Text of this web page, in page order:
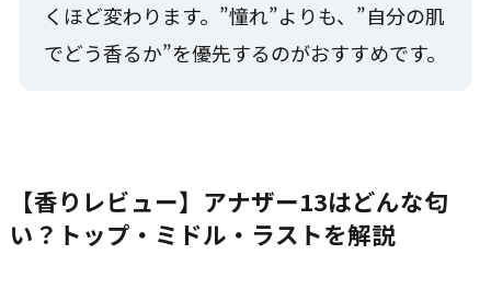
くほど変わります。”憧れ”よりも、”自分の肌
でどう香るか”を優先するのがおすすめです。
【香りレビュー】アナザー13はどんな匂
い？トップ・ミドル・ラストを解説